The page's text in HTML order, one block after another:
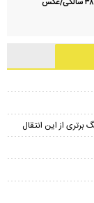
از این انتقال